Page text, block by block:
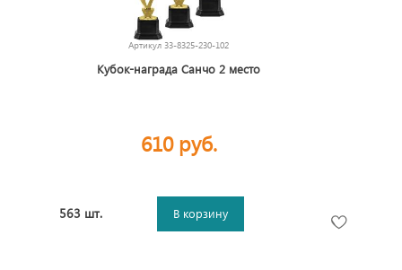
Артикул 33-8325-230-102
Кубок-награда Санчо 2 место
610 руб.
563 шт. В корзину